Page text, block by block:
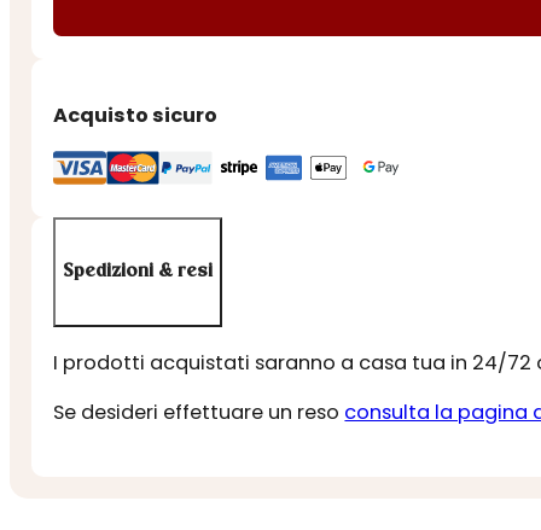
IGP
Acquisto sicuro
Spedizioni & resi
I prodotti acquistati saranno a casa tua in 24/72
Se desideri effettuare un reso consulta la pagina